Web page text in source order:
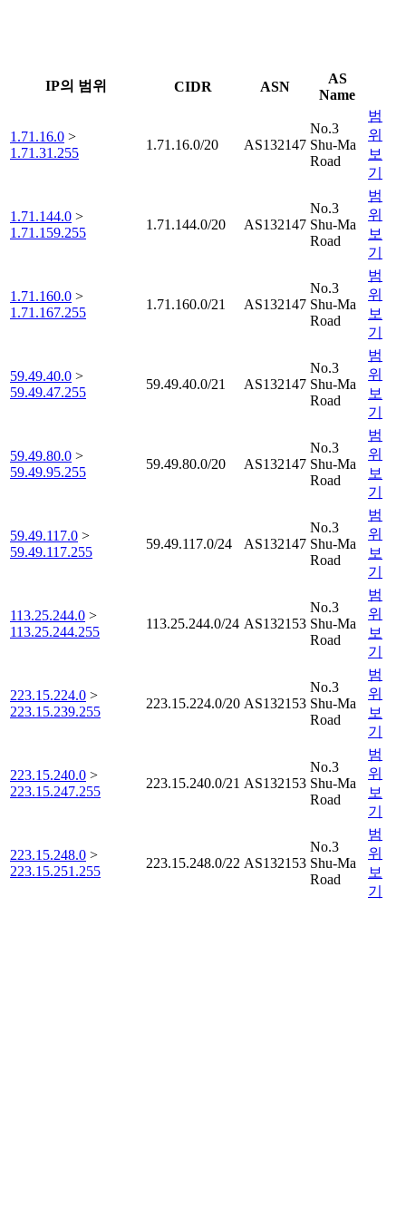
IP의 범위 CIDR ASN
AS
Name
1.71.16.0 >
1.71.31.255
1.71.16.0/20 AS132147
No.3
Shu-Ma
Road
범
위
보
기
1.71.144.0 >
1.71.159.255
1.71.144.0/20 AS132147
No.3
Shu-Ma
Road
범
위
보
기
1.71.160.0 >
1.71.167.255
1.71.160.0/21 AS132147
No.3
Shu-Ma
Road
범
위
보
기
59.49.40.0 >
59.49.47.255
59.49.40.0/21 AS132147
No.3
Shu-Ma
Road
범
위
보
기
59.49.80.0 >
59.49.95.255
59.49.80.0/20 AS132147
No.3
Shu-Ma
Road
범
위
보
기
59.49.117.0 >
59.49.117.255
59.49.117.0/24 AS132147
No.3
Shu-Ma
Road
범
위
보
기
113.25.244.0 >
113.25.244.255
113.25.244.0/24 AS132153
No.3
Shu-Ma
Road
범
위
보
기
223.15.224.0 >
223.15.239.255
223.15.224.0/20 AS132153
No.3
Shu-Ma
Road
범
위
보
기
223.15.240.0 >
223.15.247.255
223.15.240.0/21 AS132153
No.3
Shu-Ma
Road
범
위
보
기
223.15.248.0 >
223.15.251.255
223.15.248.0/22 AS132153
No.3
Shu-Ma
Road
범
위
보
기